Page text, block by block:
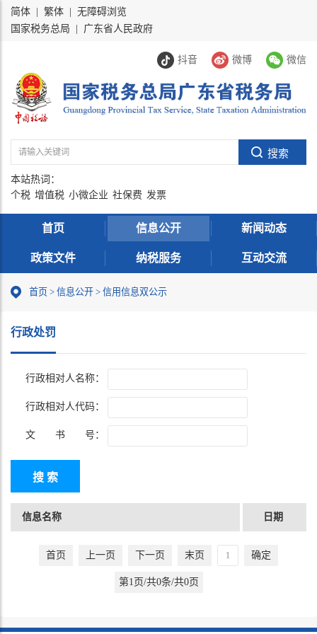
简体 繁体
无障碍浏览
国家税务总局
广东省人民政府
抖音 微博 微信
本站热词：
个税 增值税 小微企业 社保费 发票
首页 信息公开 新闻动态
政策文件 纳税服务 互动交流
首页 > 信息公开 > 信用信息双公示
行政处罚
行政相对人名称：
行政相对人代码：
文 书 号：
信息名称 日期
首页 上一页 下一页 末页 确定
第1页/共0条/共0页